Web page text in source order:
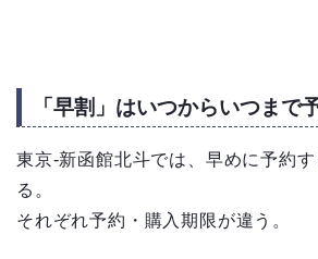
「早割」はいつからいつまで
東京-新函館北斗では、早めに予約
る。
それぞれ予約・購入期限が違う。